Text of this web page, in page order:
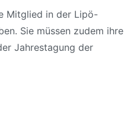
Mitglied in der Lipö-
Sie müssen zudem ihre
Jahrestagung der